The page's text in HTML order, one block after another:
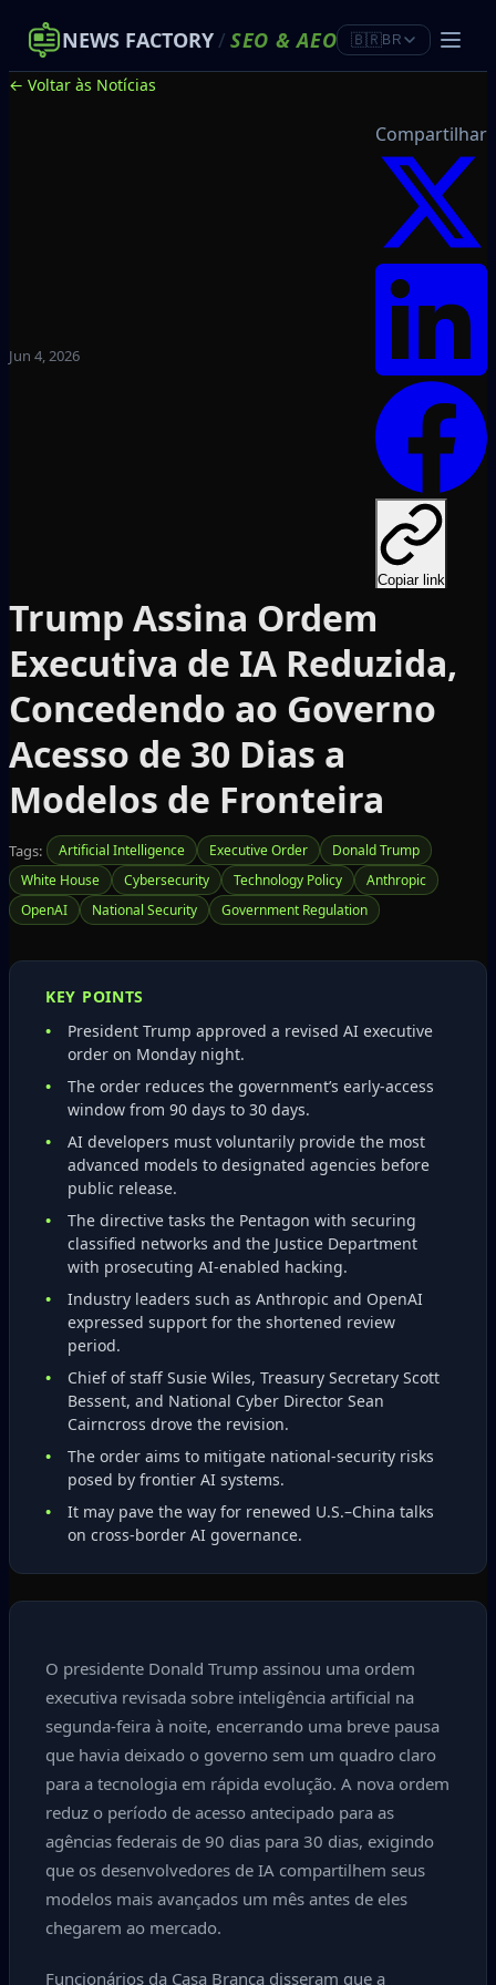
NEWS FACTORY/ SEO &AEO 🇧🇷BR
← Voltar às Notícias
Jun 4, 2026
Compartilhar
Copiar link
Trump Assina Ordem
Executiva de IA Reduzida,
Concedendo ao Governo
Acesso de 30 Dias a
Modelos de Fronteira
Tags: Artificial Intelligence Executive Order
Donald Trump
White House
Cybersecurity Technology Policy
Anthropic
OpenAI
National Security Government Regulation
KEY POINTS
President Trump approved a revised AI executive
order on Monday night.
The order reduces the government’s early‑access
window from 90 days to 30 days.
AI developers must voluntarily provide the most
advanced models to designated agencies before
public release.
The directive tasks the Pentagon with securing
classified networks and the Justice Department
with prosecuting AI‑enabled hacking.
Industry leaders such as Anthropic and OpenAI
expressed support for the shortened review
period.
Chief of staff Susie Wiles, Treasury Secretary Scott
Bessent, and National Cyber Director Sean
Cairncross drove the revision.
The order aims to mitigate national‑security risks
posed by frontier AI systems.
It may pave the way for renewed U.S.–China talks
on cross‑border AI governance.
O presidente Donald Trump assinou uma ordem
executiva revisada sobre inteligência artificial na
segunda-feira à noite, encerrando uma breve pausa
que havia deixado o governo sem um quadro claro
para a tecnologia em rápida evolução. A nova ordem
reduz o período de acesso antecipado para as
agências federais de 90 dias para 30 dias, exigindo
que os desenvolvedores de IA compartilhem seus
modelos mais avançados um mês antes de eles
chegarem ao mercado.
Funcionários da Casa Branca disseram que a